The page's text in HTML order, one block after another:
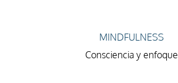
MINDFULNESS
Consciencia y enfoque